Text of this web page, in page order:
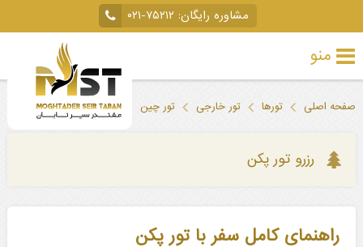
مشاوره رایگان: ۰۲۱-۷۵۲۱۲
منو
تور
لحظه
صفحه اصلی تورها تور خارجی تور چین تور پکن
رزرو تور پکن
راهنمای کامل سفر با تور پکن